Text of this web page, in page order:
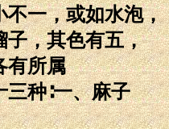
不一，或如水泡，
子，其色有五，
有所属
种∶一、麻子